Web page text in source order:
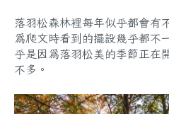
落羽松森林裡每年似乎都會有
為爬文時看到的擺設幾乎都不
乎是因為落羽松美的季節正在
不多。